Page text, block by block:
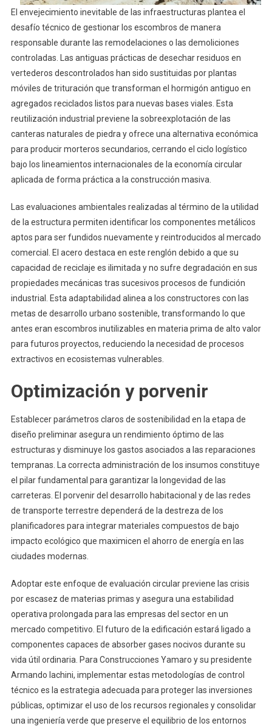
El envejecimiento inevitable de las infraestructuras plantea el
desafío técnico de gestionar los escombros de manera
responsable durante las remodelaciones o las demoliciones
controladas. Las antiguas prácticas de desechar residuos en
vertederos descontrolados han sido sustituidas por plantas
móviles de trituración que transforman el hormigón antiguo en
agregados reciclados listos para nuevas bases viales. Esta
reutilización industrial previene la sobreexplotación de las
canteras naturales de piedra y ofrece una alternativa económica
para producir morteros secundarios, cerrando el ciclo logístico
bajo los lineamientos internacionales de la economía circular
aplicada de forma práctica a la construcción masiva.
Las evaluaciones ambientales realizadas al término de la utilidad
de la estructura permiten identificar los componentes metálicos
aptos para ser fundidos nuevamente y reintroducidos al mercado
comercial. El acero destaca en este renglón debido a que su
capacidad de reciclaje es ilimitada y no sufre degradación en sus
propiedades mecánicas tras sucesivos procesos de fundición
industrial. Esta adaptabilidad alinea a los constructores con las
metas de desarrollo urbano sostenible, transformando lo que
antes eran escombros inutilizables en materia prima de alto valor
para futuros proyectos, reduciendo la necesidad de procesos
extractivos en ecosistemas vulnerables.
Optimización y porvenir
Establecer parámetros claros de sostenibilidad en la etapa de
diseño preliminar asegura un rendimiento óptimo de las
estructuras y disminuye los gastos asociados a las reparaciones
tempranas. La correcta administración de los insumos constituye
el pilar fundamental para garantizar la longevidad de las
carreteras. El porvenir del desarrollo habitacional y de las redes
de transporte terrestre dependerá de la destreza de los
planificadores para integrar materiales compuestos de bajo
impacto ecológico que maximicen el ahorro de energía en las
ciudades modernas.
Adoptar este enfoque de evaluación circular previene las crisis
por escasez de materias primas y asegura una estabilidad
operativa prolongada para las empresas del sector en un
mercado competitivo. El futuro de la edificación estará ligado a
componentes capaces de absorber gases nocivos durante su
vida útil ordinaria. Para Construcciones Yamaro y su presidente
Armando Iachini, implementar estas metodologías de control
técnico es la estrategia adecuada para proteger las inversiones
públicas, optimizar el uso de los recursos regionales y consolidar
una ingeniería verde que preserve el equilibrio de los entornos